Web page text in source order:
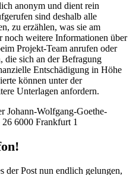
anonym und dient rein
sind deshalb alle
zu erzählen, was sie am
weitere Informationen über
Projekt-Team anrufen oder
die sich an der Befragung
Entschädigung in Höhe
können unter der
Unterlagen anfordern.
Johann-Wolfgang-Goethe-
6000 Frankfurt 1
der Post nun endlich gelungen,